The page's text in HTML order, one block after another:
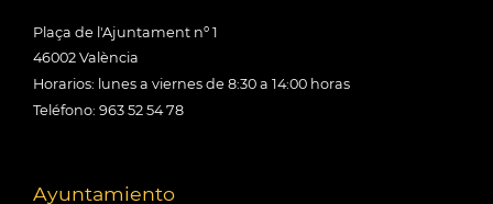
Plaça de l'Ajuntament nº 1
46002 València
Horarios: lunes a viernes de 8:30 a 14:00 horas
Teléfono: 963 52 54 78
Ayuntamiento